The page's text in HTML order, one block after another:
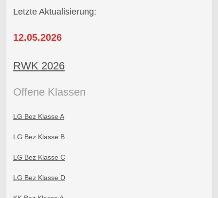
Letzte Aktualisierung:
12.05.2026
RWK 2026
Offene Klassen
LG Bez Klasse A
LG Bez Klasse B
LG Bez Klasse C
LG Bez Klasse D